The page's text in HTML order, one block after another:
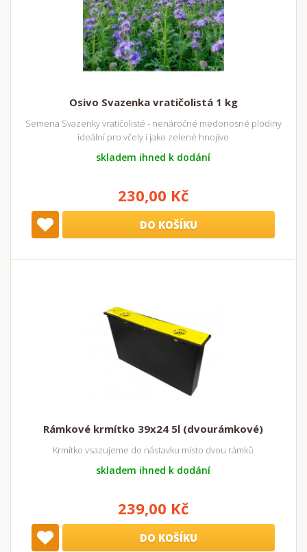
Osivo Svazenka vratičolistá 1 kg
Semena Svazenky vratičolisté - nenáročné medonosné plodiny
ideální pro včely i jako zelené hnojivo
skladem ihned k dodání
230,00 Kč
DO KOŠÍKU
Rámkové krmítko 39x24 5l (dvourámkové)
Krmítko vsazujeme do nástavku místo dvou rámků
skladem ihned k dodání
239,00 Kč
DO KOŠÍKU